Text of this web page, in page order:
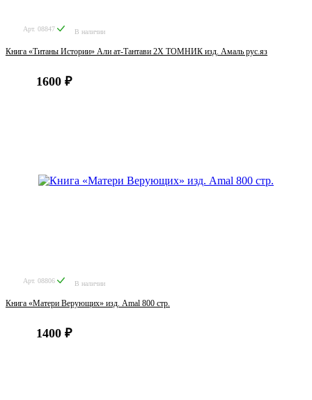
Арт. 08847 В наличии
Книга «Титаны Истории» Али ат-Тантави 2Х ТОМНИК изд. Амаль рус.яз
1600 ₽
Арт. 08806 В наличии
Книга «Матери Верующих» изд. Amal 800 стр.
1400 ₽